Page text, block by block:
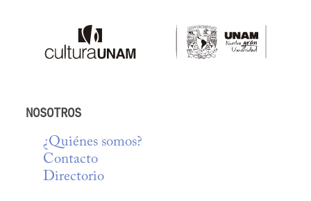
NOSOTROS
¿Quiénes somos?
Contacto
Directorio